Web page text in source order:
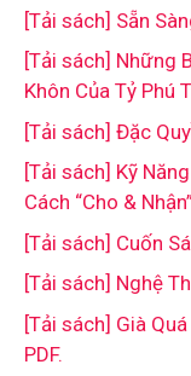
[Tải sách] Sẵn
[Tải sách] Những
Khôn Của Tỷ Phú
[Tải sách] Đặc
[Tải sách] Kỹ
Cách “Cho &
[Tải sách] Cuốn
[Tải sách] Nghệ
[Tải sách] Già
PDF.